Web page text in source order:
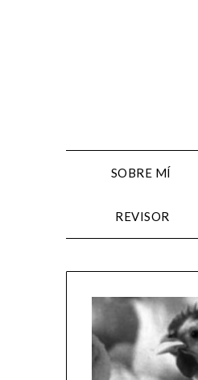
SOBRE MÍ
REVISOR